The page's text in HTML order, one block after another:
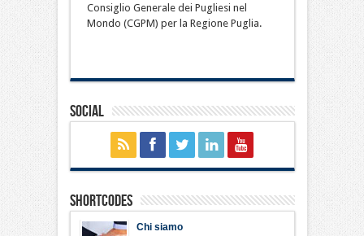
Consiglio Generale dei Pugliesi nel
Mondo (CGPM) per la Regione Puglia.
Social
Shortcodes
Chi siamo